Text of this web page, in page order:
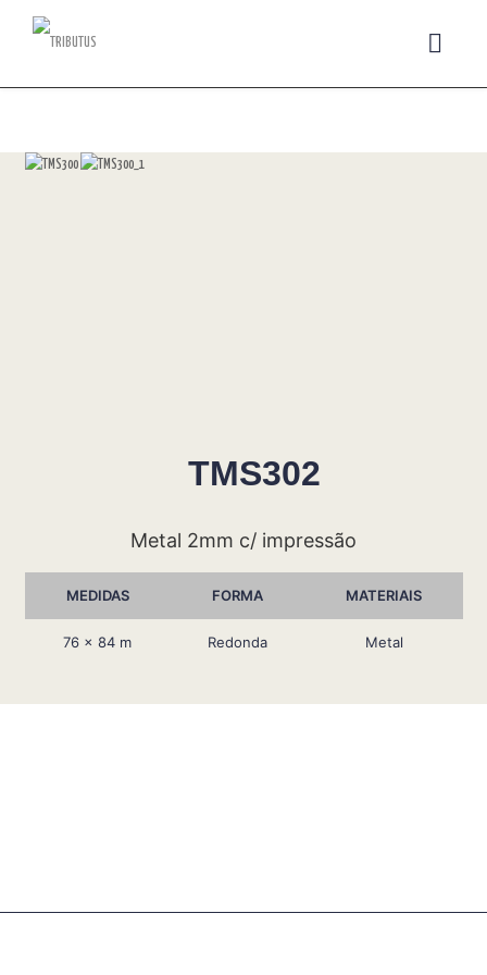
TMS302
Metal 2mm c/ impressão
MEDIDAS FORMA MATERIAIS
76 x 84 m Redonda Metal